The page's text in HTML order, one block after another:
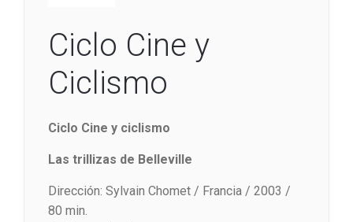
Ciclo Cine y
Ciclismo
Ciclo Cine y ciclismo
Las trillizas de Belleville
Dirección: Sylvain Chomet / Francia / 2003 /
80 min.